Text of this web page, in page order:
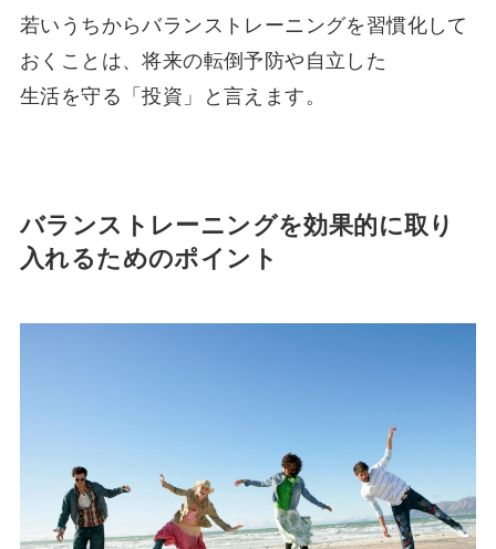
若いうちからバランストレーニングを習慣化して
おくことは、将来の転倒予防や自立した
生活を守る「投資」と言えます。
バランストレーニングを効果的に取り
入れるためのポイント